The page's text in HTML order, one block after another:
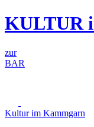
Zum
Inhalt
KULTUR
zur
BAR
Kultur im Kammgarn